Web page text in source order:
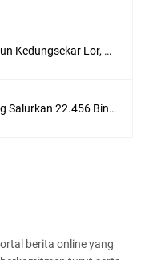
Ruwatan Malam Satu Suro di Dusun Kedungsekar Lor, Tradisi Luhur yang Terus Istiqomah
FOZ Jatim, BAZNAS, dan Kemenag Salurkan 22.456 Bingkisan Lebaran Yatim Serentak di Berbagai Daerah di Jawa Timur
berita online yang